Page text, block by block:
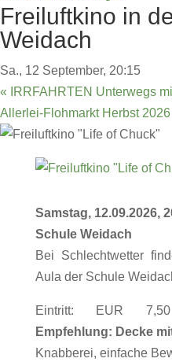
Freiluftkino in
Weidach
Sa., 12 September, 20:15
« IRRFAHRTEN Unterwegs
Allerlei-Flohmarkt Herbst 2026
Samstag, 12.09.2026,
Schule Weidach
Bei Schlechtwetter
Aula der Schule
Eintritt: EUR
Empfehlung: Decke
Knabberei, einfache